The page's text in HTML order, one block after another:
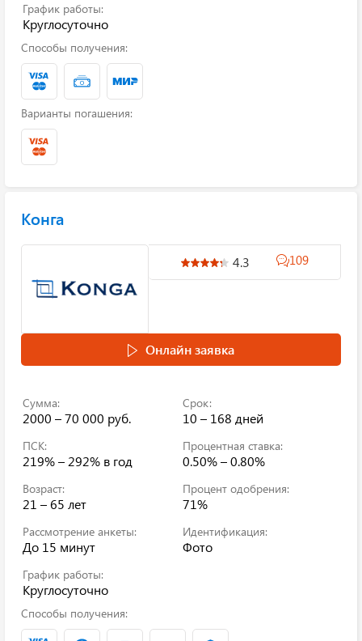
График работы:
Круглосуточно
Способы получения:
Варианты погашения:
Конга
4.3 109
Онлайн заявка
Сумма:
2000 – 70 000 руб.
Срок:
10 – 168 дней
ПСК:
219% – 292% в год
Процентная ставка:
0.50% – 0.80%
Возраст:
21 – 65 лет
Процент одобрения:
71%
Рассмотрение анкеты:
До 15 минут
Идентификация:
Фото
График работы:
Круглосуточно
Способы получения: